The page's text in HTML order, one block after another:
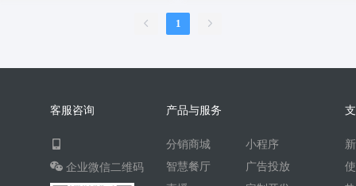
考试小程序
运行环境 视频混剪
热门短剧系统 跑腿
1
客服咨询
企业微信二维码
产品与服务
分销商城
智慧餐厅
小程序
广告投放